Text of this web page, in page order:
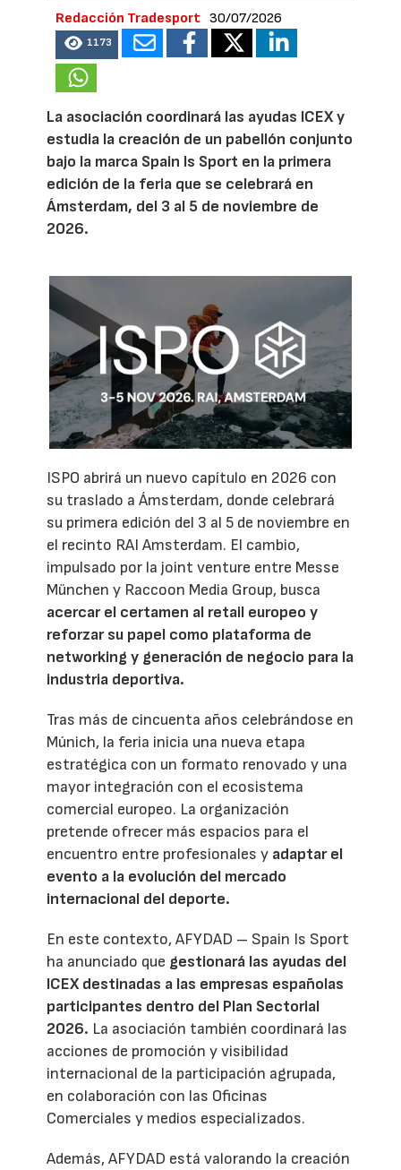
Redacción Tradesport 30/07/2026
1173
La asociación coordinará las ayudas ICEX y
estudia la creación de un pabellón conjunto
bajo la marca Spain Is Sport en la primera
edición de la feria que se celebrará en
Ámsterdam, del 3 al 5 de noviembre de
2026.
ISPO abrirá un nuevo capítulo en 2026 con
su traslado a Ámsterdam, donde celebrará
su primera edición del 3 al 5 de noviembre en
el recinto RAI Amsterdam. El cambio,
impulsado por la joint venture entre Messe
München y Raccoon Media Group, busca
acercar el certamen al retail europeo y
reforzar su papel como plataforma de
networking y generación de negocio para la
industria deportiva.
Tras más de cincuenta años celebrándose en
Múnich, la feria inicia una nueva etapa
estratégica con un formato renovado y una
mayor integración con el ecosistema
comercial europeo. La organización
pretende ofrecer más espacios para el
encuentro entre profesionales y adaptar el
evento a la evolución del mercado
internacional del deporte.
En este contexto, AFYDAD – Spain Is Sport
ha anunciado que gestionará las ayudas del
ICEX destinadas a las empresas españolas
participantes dentro del Plan Sectorial
2026. La asociación también coordinará las
acciones de promoción y visibilidad
internacional de la participación agrupada,
en colaboración con las Oficinas
Comerciales y medios especializados.
Además, AFYDAD está valorando la creación